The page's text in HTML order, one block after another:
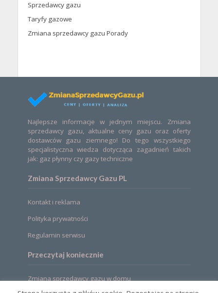
Sprzedawcy gazu
Taryfy gazowe
Zmiana sprzedawcy gazu Porady
Najlepsze informacje w jednym miejscu. Zmiana
sprzedawcy gazu, aktualne ceny gazu oraz oferty
dostawców gazu ziemnego! Do tego wszystkiego
specjalistyczna wiedza dotycząca zagadnień takich
jak: gaz płynny czy gazy techniczne
Zmiana Sprzedawcy Gazu PL
Kontakt i reklama
Polityka prywatności
Regulamin serwisu
Przeczytaj koniecznie
Zmiana sprzedawcy gazu w domu